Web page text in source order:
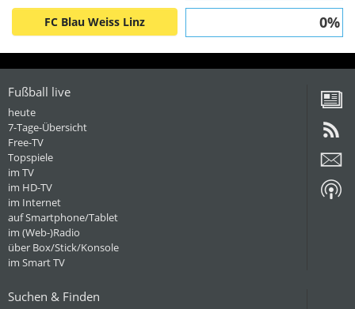
FC Blau Weiss Linz 0%
Fußball live
heute
7-Tage-Übersicht
Free-TV
Topspiele
im TV
im HD-TV
im Internet
auf Smartphone/Tablet
im (Web-)Radio
über Box/Stick/Konsole
im Smart TV
Suchen & Finden